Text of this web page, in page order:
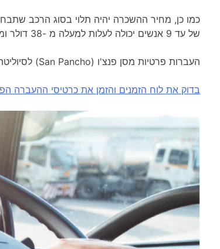
של עד 9 אנשים יכולה לעלות למעלה מ -38 דולר ומעלה.
העברות פרטיות מסן פנצ'ו (San Pancho) לסיוליטה (Sayulita) פועלות מדי יום. הנסיעה אורכת כרבע שעה והמחירים נעים סביב 19-38 דולר.
בדוק את לוח הזמנים והזמן את כרטיסי ההעברה